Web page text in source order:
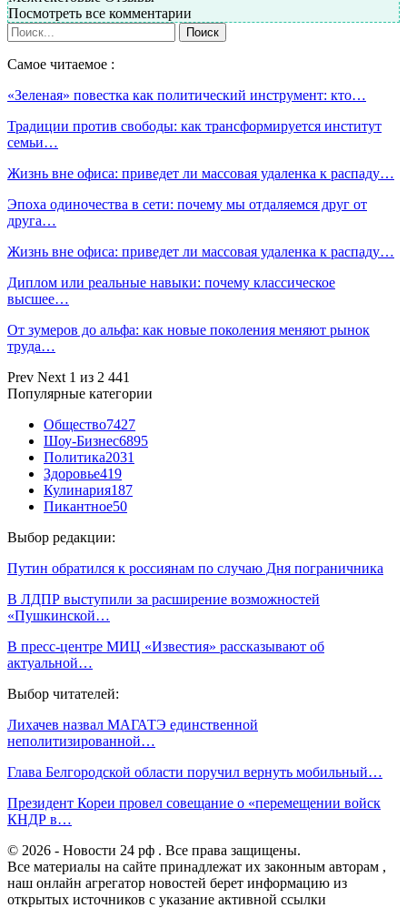
Посмотреть все комментарии
Самое читаемое :
«Зеленая» повестка как политический инструмент: кто…
Традиции против свободы: как трансформируется институт
семьи…
Жизнь вне офиса: приведет ли массовая удаленка к распаду…
Эпоха одиночества в сети: почему мы отдаляемся друг от
друга…
Жизнь вне офиса: приведет ли массовая удаленка к распаду…
Диплом или реальные навыки: почему классическое
высшее…
От зумеров до альфа: как новые поколения меняют рынок
труда…
Prev Next 1 из 2 441
Популярные категории
Общество7427
Шоу-Бизнес6895
Политика2031
Здоровье419
Кулинария187
Пикантное50
Выбор редакции:
Путин обратился к россиянам по случаю Дня пограничника
В ЛДПР выступили за расширение возможностей
«Пушкинской…
В пресс-центре МИЦ «Известия» рассказывают об
актуальной…
Выбор читателей:
Лихачев назвал МАГАТЭ единственной
неполитизированной…
Глава Белгородской области поручил вернуть мобильный…
Президент Кореи провел совещание о «перемещении войск
КНДР в…
© 2026 - Новости 24 рф . Все права защищены.
Все материалы на сайте принадлежат их законным авторам ,
наш онлайн агрегатор новостей берет информацию из
открытых источников с указание активной ссылки